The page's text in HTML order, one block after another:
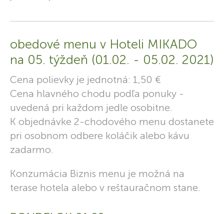
obedové menu v Hoteli MIKADO
na 05. týždeň (01.02. - 05.02. 2021)
Cena polievky je jednotná: 1,50 €
Cena hlavného chodu podľa ponuky -
uvedená pri každom jedle osobitne.
K objednávke 2-chodového menu dostanete
pri osobnom odbere koláčik alebo kávu
zadarmo.
Konzumácia Biznis menu je možná na
terase hotela alebo v reštauračnom stane.